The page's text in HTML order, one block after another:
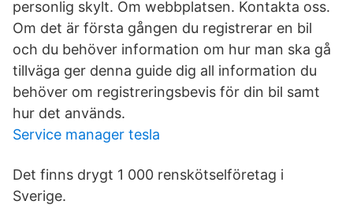
personlig skylt. Om webbplatsen. Kontakta oss.
Om det är första gången du registrerar en bil
och du behöver information om hur man ska gå
tillväga ger denna guide dig all information du
behöver om registreringsbevis för din bil samt
hur det används.
Service manager tesla
Det finns drygt 1 000 renskötselföretag i
Sverige.